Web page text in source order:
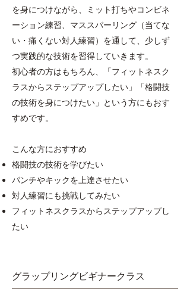
を身につけながら、ミット打ちやコンビネ
ーション練習、マススパーリング（当てな
い・痛くない対人練習）を通して、少しず
つ実践的な技術を習得していきます。
初心者の方はもちろん、「フィットネスク
ラスからステップアップしたい」「格闘技
の技術を身につけたい」という方にもおす
すめです。
こんな方におすすめ
格闘技の技術を学びたい
パンチやキックを上達させたい
対人練習にも挑戦してみたい
フィットネスクラスからステップアップし
たい
​グラップリングビギナークラス